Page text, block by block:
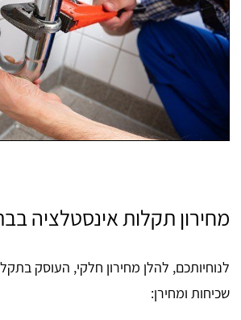
מחירון תקלות אינסטלציה
לנוחיותכם, להלן מחירון חלקי, העוסק
שכיחות ומחירן: